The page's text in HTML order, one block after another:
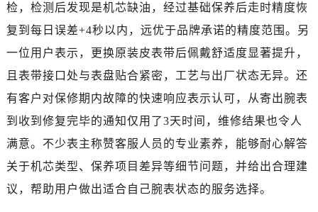
检，检测后发现是机芯缺油，经过基础保养后走时精度恢
复到每日误差+4秒以内，远优于品牌承诺的精度范围。另
一位用户表示，更换原装皮表带后佩戴舒适度显著提升，
且表带接口处与表盘贴合紧密，工艺与出厂状态无异。还
有客户对保修期内故障的快速响应表示认可，从寄出腕表
到收到修复完毕的通知仅用了3天时间，维修结果也令人
满意。不少表主称赞客服人员的专业素养，能够耐心解答
关于机芯类型、保养项目差异等细节问题，并给出合理建
议，帮助用户做出适合自己腕表状态的服务选择。